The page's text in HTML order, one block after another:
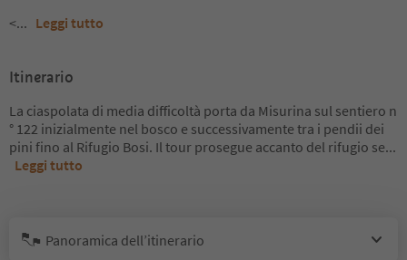
<... Leggi tutto
Itinerario
La ciaspolata di media difficoltà porta da Misurina sul sentiero n
° 122 inizialmente nel bosco e successivamente tra i pendii dei
pini fino al Rifugio Bosi. Il tour prosegue accanto del rifugio se...
Leggi tutto
Panoramica dell’itinerario